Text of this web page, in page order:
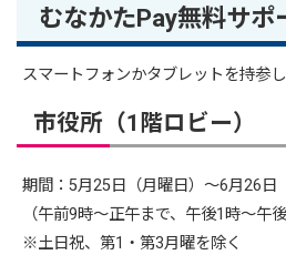
むなかたPay無料サポ
スマートフォンかタブレットを持参
市役所（1階ロビー）
期間：5月25日（月曜日）～6月26日
（午前9時～正午まで、午後1時～午
※土日祝、第1・第3月曜を除く